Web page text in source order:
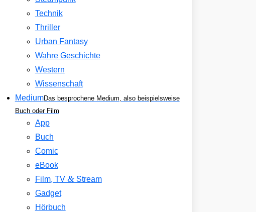
Technik
Thriller
Urban Fantasy
Wahre Geschichte
Western
Wissenschaft
MediumDas besprochene Medium, also beispielsweise
Buch oder Film
App
Buch
Comic
eBook
Film, TV &Stream
Gadget
Hörbuch